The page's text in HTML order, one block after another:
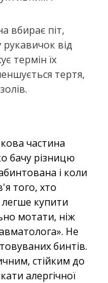
вбирає піт,
від
термін їх
тертя,
частина
бачу різницю
і коли
того, хто
легше купити
мотати, ніж
Не
бинтів.
стійким до
алергічної